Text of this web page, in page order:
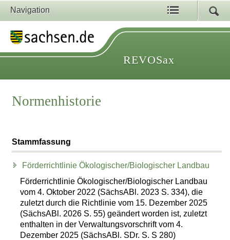
Navigation
REVOSax
Normenhistorie
Stammfassung
Förderrichtlinie Ökologischer/Biologischer Landbau
Förderrichtlinie Ökologischer/Biologischer Landbau
vom 4. Oktober 2022 (SächsABl. 2023 S. 334), die
zuletzt durch die Richtlinie vom 15. Dezember 2025
(SächsABl. 2026 S. 55) geändert worden ist, zuletzt
enthalten in der Verwaltungsvorschrift vom 4.
Dezember 2025 (SächsABl. SDr. S. S 280)